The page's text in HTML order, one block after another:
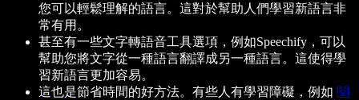
您可以輕鬆理解的語言。這對於幫助人們學習新語言非
常有用。
甚至有一些文字轉語音工具選項，例如Speechify，可以
幫助您將文字從一種語言翻譯成另一種語言。這使得學
習新語言更加容易。
這也是節省時間的好方法。有些人有學習障礙，例如 閱